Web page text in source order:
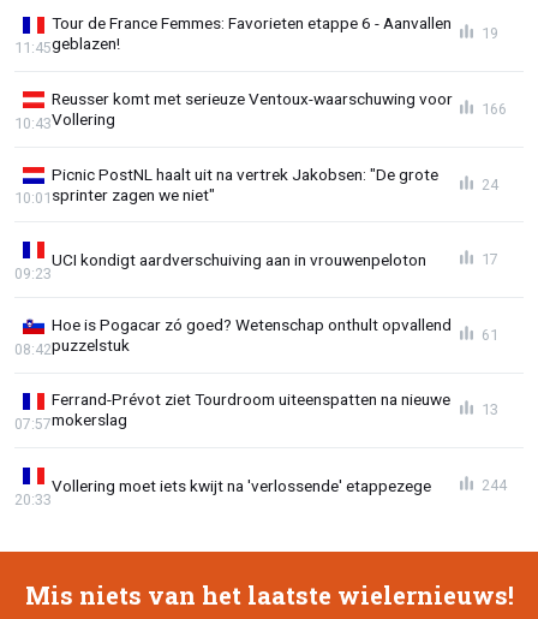
Tour de France Femmes: Favorieten etappe 6 - Aanvallen
geblazen!
11:45
19
Reusser komt met serieuze Ventoux-waarschuwing voor
Vollering
10:43
166
Picnic PostNL haalt uit na vertrek Jakobsen: "De grote
sprinter zagen we niet"
10:01
24
UCI kondigt aardverschuiving aan in vrouwenpeloton
09:23
17
Hoe is Pogacar zó goed? Wetenschap onthult opvallend
puzzelstuk
08:42
61
Ferrand-Prévot ziet Tourdroom uiteenspatten na nieuwe
mokerslag
07:57
13
Vollering moet iets kwijt na 'verlossende' etappezege
20:33
244
Mis niets van het laatste wielernieuws!